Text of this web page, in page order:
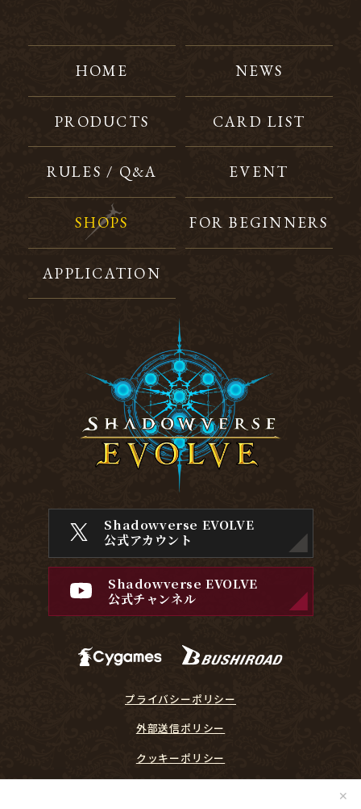
✕
HOME NEWS
PRODUCTS CARD LIST
RULES / Q&A EVENT
SHOPS FOR BEGINNERS
APPLICATION
Shadowverse EVOLVE
公式アカウント
Shadowverse EVOLVE
公式チャンネル
プライバシーポリシー
外部送信ポリシー
クッキーポリシー